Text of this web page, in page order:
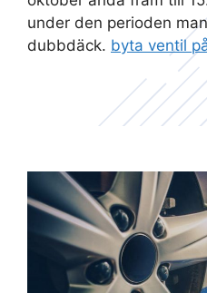
under den perioden
dubbdäck. byta ventil